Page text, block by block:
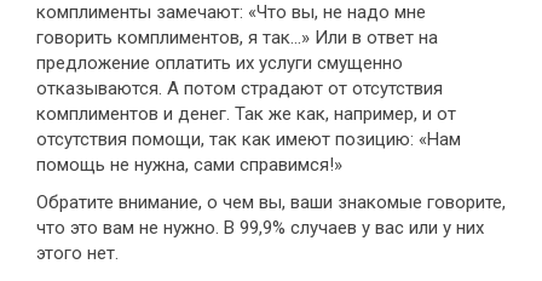
комплименты замечают: «Что вы, не надо мне
говорить комплиментов, я так...» Или в ответ на
предложение оплатить их услуги смущенно
отказываются. А потом страдают от отсутствия
комплиментов и денег. Так же как, например, и от
отсутствия помощи, так как имеют позицию: «Нам
помощь не нужна, сами справимся!»
Обратите внимание, о чем вы, ваши знакомые говорите,
что это вам не нужно. В 99,9% случаев у вас или у них
этого нет.